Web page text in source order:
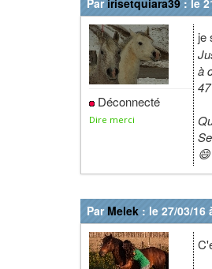
Par irisetquiara39 : le
Déconnecté
Dire merci
je
à
😄
Par Melek : le 27/03/16